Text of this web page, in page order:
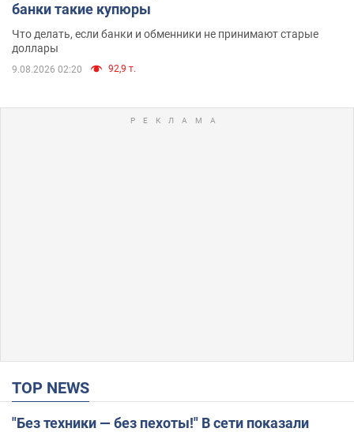
банки такие купюры
Что делать, если банки и обменники не принимают старые
доллары
9.08.2026 02:20 92,9 т.
TOP NEWS
"Без техники — без пехоты!" В сети показали